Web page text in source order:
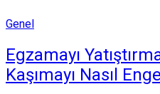
Posted
Genel
Egzamayı
Kaşımayı Nasıl